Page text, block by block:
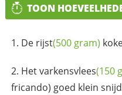
TOON
De rijst(500 gram)
Hetvarkensvlees(150
fricando) goed klein